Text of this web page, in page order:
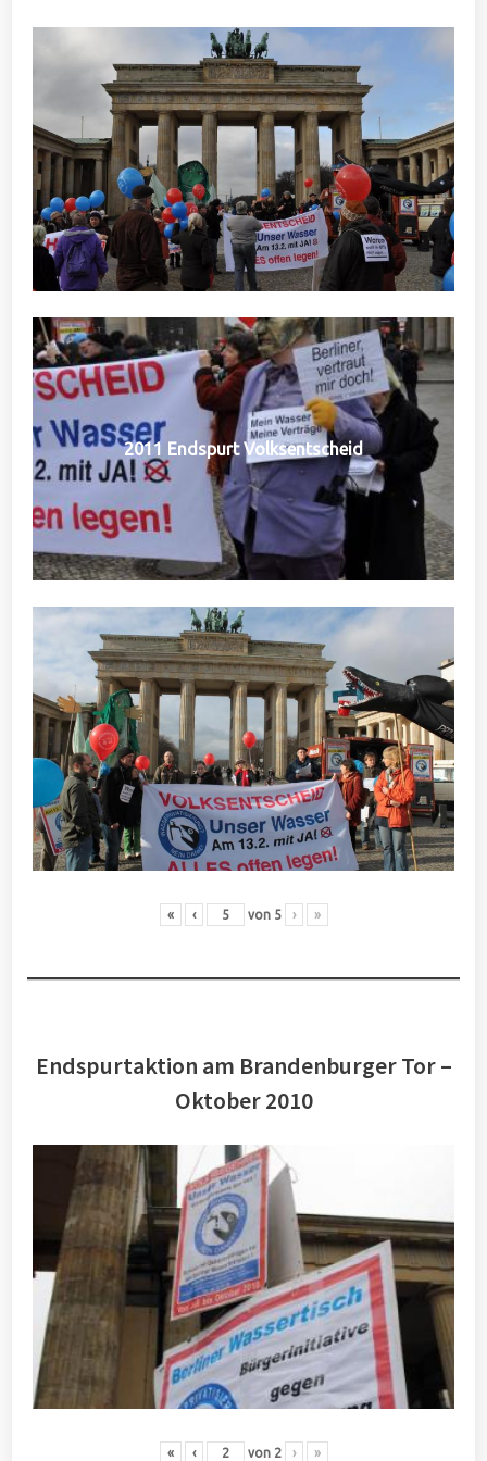
2011 Endspurt Volksentscheid
« ‹ von 5 › »
Endspurtaktion am Brandenburger Tor –
Oktober 2010
« ‹ von 2 › »